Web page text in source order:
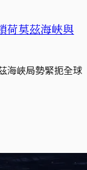
荷莫茲海峽與
海峽局勢緊扼全球